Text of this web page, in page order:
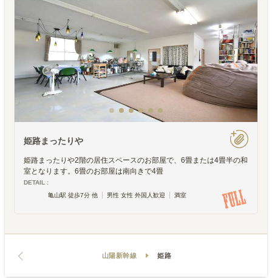
姫路まったりや
姫路まったりや2階の居住スペースのお部屋で、6畳または4畳半の和
室となります。6畳のお部屋は南向きで4畳
DETAIL :
亀山駅 徒歩7分 他
男性 女性 外国人歓迎 満室
山陽新幹線 姫路